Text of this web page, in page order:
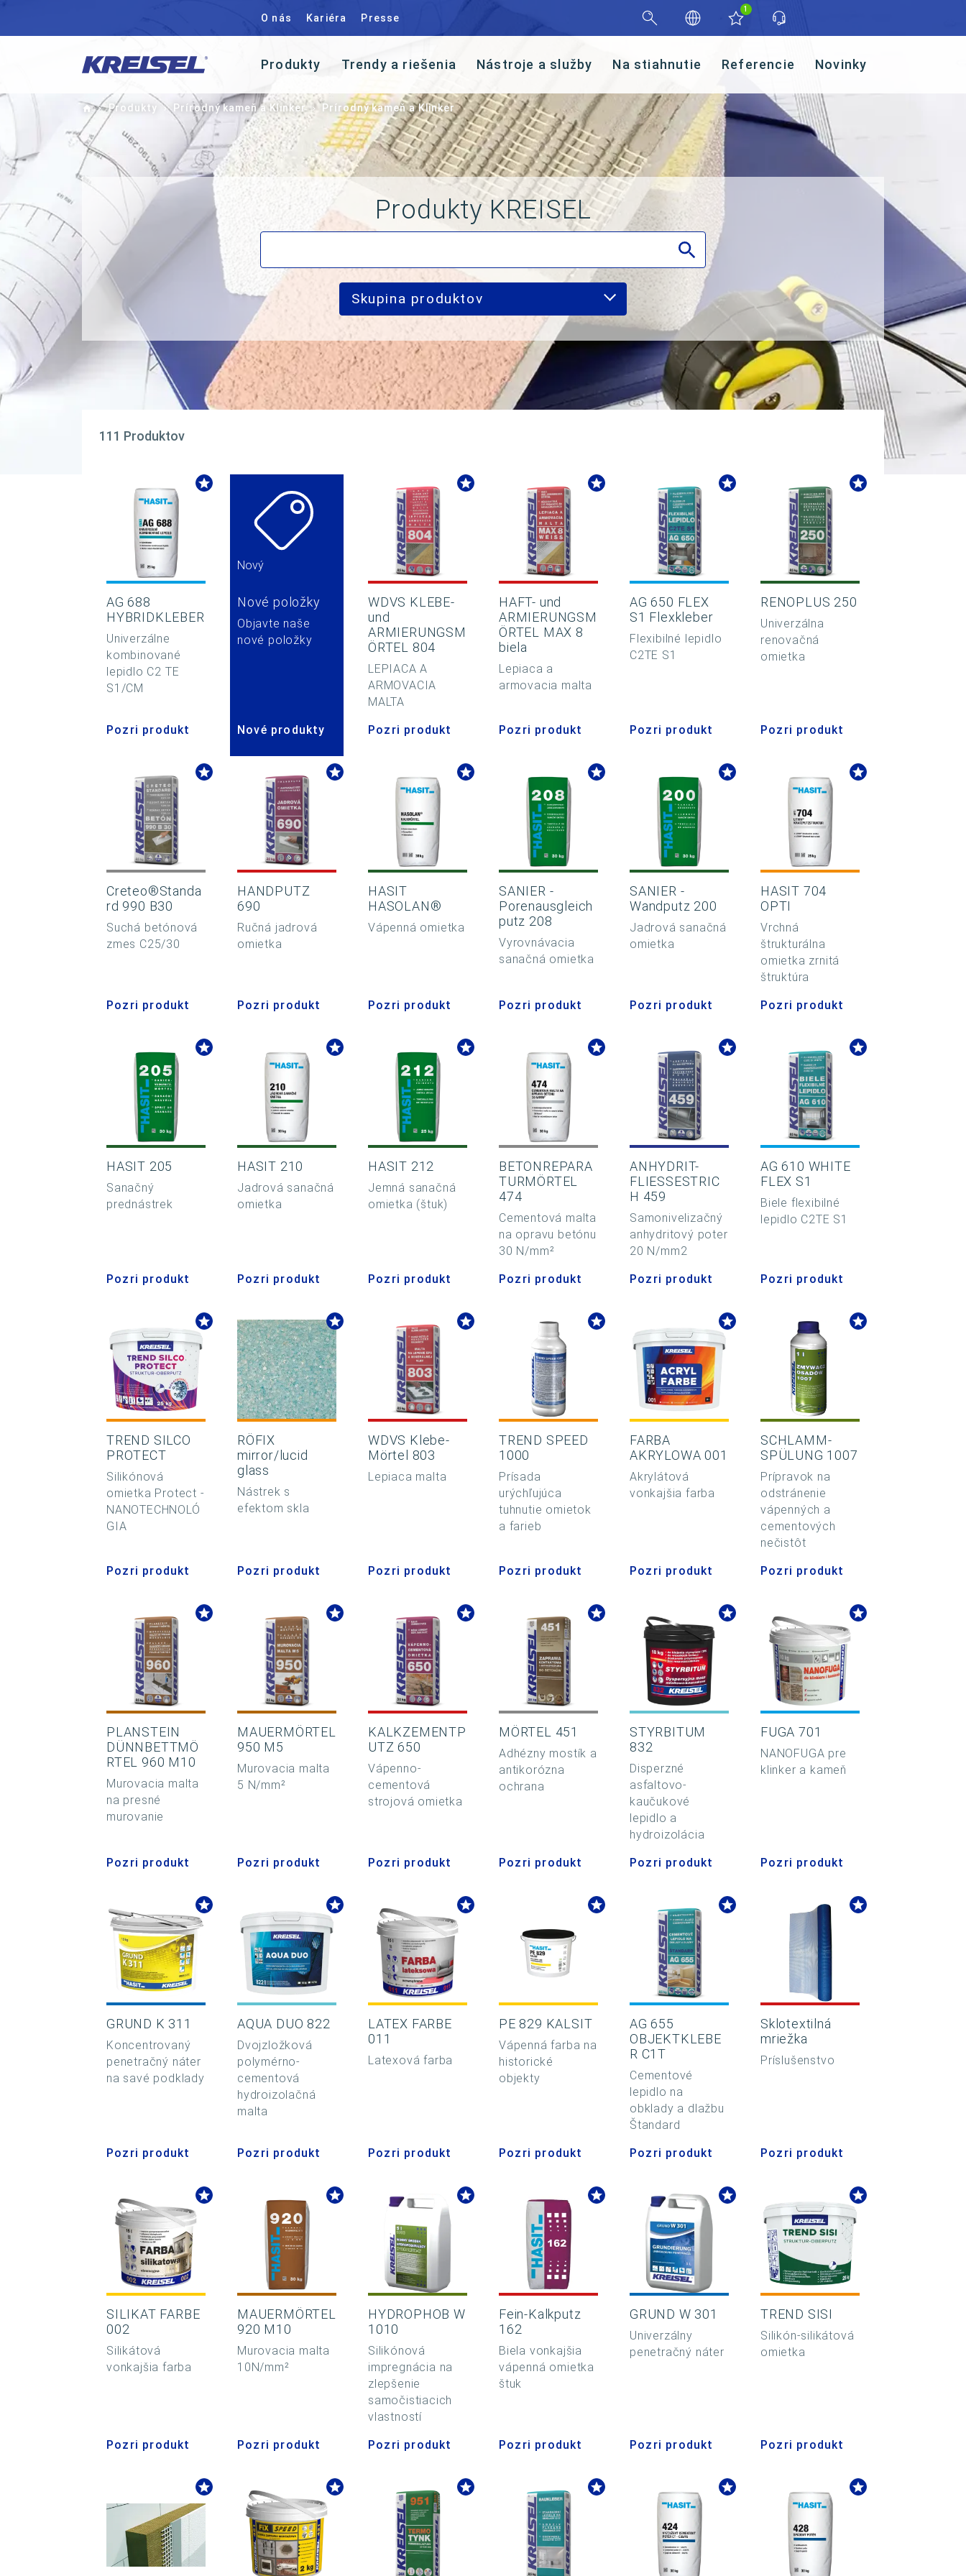
O nás Kariéra Presse
1
Produkty Trendy a riešenia Nástroje a služby Na stiahnutie Referencie Novinky
HomeProdukty Prírodný kameň a Klinker Prírodný kameň a Klinker
Produkty KREISEL
Skupina produktov
111 Produktov
AG 688
HYBRIDKLEBER
Univerzálne
kombinované
lepidlo C2 TE
S1/CM
Pozri produkt
Nový
Nové položky
Objavte naše
nové položky
Nové produkty
WDVS KLEBE-
und
ARMIERUNGSM
ÖRTEL 804
LEPIACA A
ARMOVACIA
MALTA
Pozri produkt
HAFT- und
ARMIERUNGSM
ÖRTEL MAX 8
biela
Lepiaca a
armovacia malta
Pozri produkt
AG 650 FLEX
S1 Flexkleber
Flexibilné lepidlo
C2TE S1
Pozri produkt
RENOPLUS 250
Univerzálna
renovačná
omietka
Pozri produkt
Creteo®Standa
rd 990 B30
Suchá betónová
zmes C25/30
Pozri produkt
HANDPUTZ
690
Ručná jadrová
omietka
Pozri produkt
HASIT
HASOLAN®
Vápenná omietka
Pozri produkt
SANIER -
Porenausgleich
putz 208
Vyrovnávacia
sanačná omietka
Pozri produkt
SANIER -
Wandputz 200
Jadrová sanačná
omietka
Pozri produkt
HASIT 704
OPTI
Vrchná
štrukturálna
omietka zrnitá
štruktúra
Pozri produkt
HASIT 205
Sanačný
prednástrek
Pozri produkt
HASIT 210
Jadrová sanačná
omietka
Pozri produkt
HASIT 212
Jemná sanačná
omietka (štuk)
Pozri produkt
BETONREPARA
TURMÖRTEL
474
Cementová malta
na opravu betónu
30 N/mm²
Pozri produkt
ANHYDRIT-
FLIESSESTRIC
H 459
Samonivelizačný
anhydritový poter
20 N/mm2
Pozri produkt
AG 610 WHITE
FLEX S1
Biele flexibilné
lepidlo C2TE S1
Pozri produkt
TREND SILCO
PROTECT
Silikónová
omietka Protect -
NANOTECHNOLÓ
GIA
Pozri produkt
RÖFIX
mirror/lucid
glass
Nástrek s
efektom skla
Pozri produkt
WDVS Klebe-
Mörtel 803
Lepiaca malta
Pozri produkt
TREND SPEED
1000
Prísada
urýchľujúca
tuhnutie omietok
a farieb
Pozri produkt
FARBA
AKRYLOWA 001
Akrylátová
vonkajšia farba
Pozri produkt
SCHLAMM-
SPÜLUNG 1007
Prípravok na
odstránenie
vápenných a
cementových
nečistôt
Pozri produkt
PLANSTEIN
DÜNNBETTMÖ
RTEL 960 M10
Murovacia malta
na presné
murovanie
Pozri produkt
MAUERMÖRTEL
950 M5
Murovacia malta
5 N/mm²
Pozri produkt
KALKZEMENTP
UTZ 650
Vápenno-
cementová
strojová omietka
Pozri produkt
MÖRTEL 451
Adhézny mostík a
antikorózna
ochrana
Pozri produkt
STYRBITUM
832
Disperzné
asfaltovo-
kaučukové
lepidlo a
hydroizolácia
Pozri produkt
FUGA 701
NANOFUGA pre
klinker a kameň
Pozri produkt
GRUND K 311
Koncentrovaný
penetračný náter
na savé podklady
Pozri produkt
AQUA DUO 822
Dvojzložková
polymérno-
cementová
hydroizolačná
malta
Pozri produkt
LATEX FARBE
011
Latexová farba
Pozri produkt
PE 829 KALSIT
Vápenná farba na
historické
objekty
Pozri produkt
AG 655
OBJEKTKLEBE
R C1T
Cementové
lepidlo na
obklady a dlažbu
Štandard
Pozri produkt
Sklotextilná
mriežka
Príslušenstvo
Pozri produkt
SILIKAT FARBE
002
Silikátová
vonkajšia farba
Pozri produkt
MAUERMÖRTEL
920 M10
Murovacia malta
10N/mm²
Pozri produkt
HYDROPHOB W
1010
Silikónová
impregnácia na
zlepšenie
samočistiacich
vlastností
Pozri produkt
Fein-Kalkputz
162
Biela vonkajšia
vápenná omietka
štuk
Pozri produkt
GRUND W 301
Univerzálny
penetračný náter
Pozri produkt
TREND SISI
Silikón-silikátová
omietka
Pozri produkt